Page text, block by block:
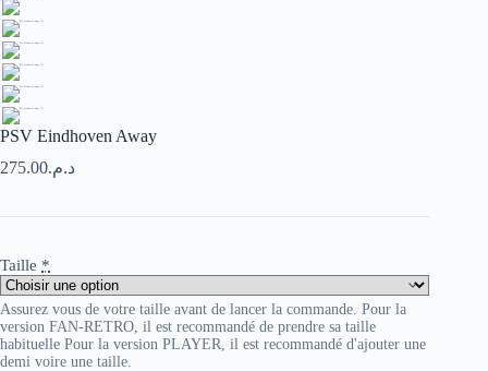
PSV Eindhoven Away
د.م.275.00
Taille *
Assurez vous de votre taille avant de lancer la commande. Pour la
version FAN-RETRO, il est recommandé de prendre sa taille
habituelle Pour la version PLAYER, il est recommandé d'ajouter une
demi voire une taille.